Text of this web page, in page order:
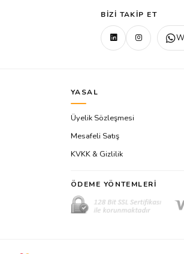
BIZI TAKIP ET
YASAL
Üyelik Sözleşmesi
Mesafeli Satış
KVKK & Gizlilik
ÖDEME YÖNTEMLERI